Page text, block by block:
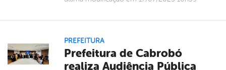
PREFEITURA
Prefeitura de Cabrobó
realiza Audiência Pública